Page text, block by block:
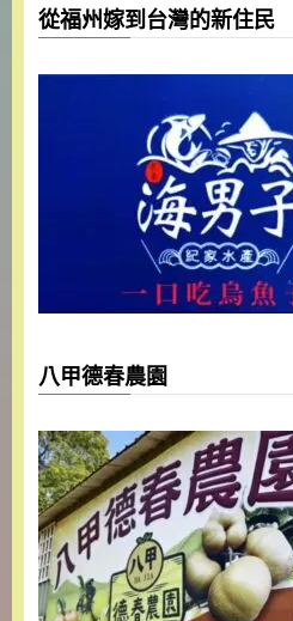
從福州嫁到台灣的新住民
八甲德春農園